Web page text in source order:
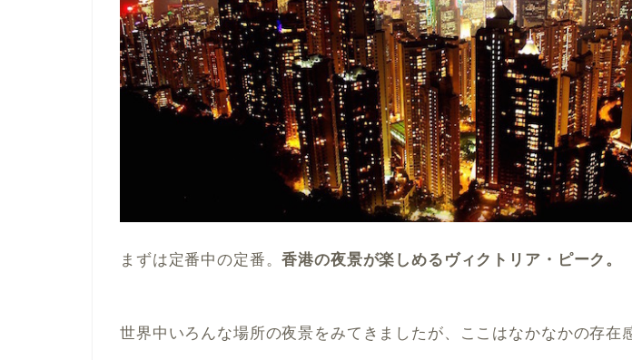
まずは定番中の定番。香港の夜景が楽しめるヴィクトリア・ピーク。
世界中いろんな場所の夜景をみてきましたが、ここはなかなかの存在